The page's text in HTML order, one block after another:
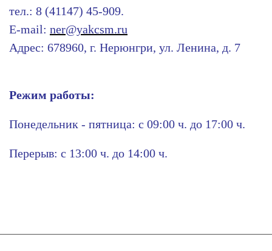
тел.: 8 (41147) 45-909.
E-mail: ner@yakcsm.ru
Адрес: 678960, г. Нерюнгри, ул. Ленина, д. 7
Режим работы:
Понедельник - пятница: с 09:00 ч. до 17:00 ч.
Перерыв: с 13:00 ч. до 14:00 ч.